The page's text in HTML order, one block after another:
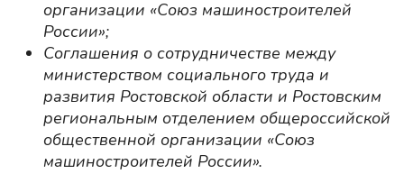
организации «Союз машиностроителей
России»;
Соглашения о сотрудничестве между
министерством социального труда и
развития Ростовской области и Ростовским
региональным отделением общероссийской
общественной организации «Союз
машиностроителей России».